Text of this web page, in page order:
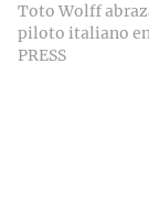
Toto Wolff
piloto italiano
PRESS